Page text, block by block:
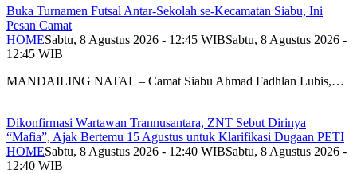
Buka Turnamen Futsal Antar-Sekolah se-Kecamatan Siabu, Ini
Pesan Camat
HOMESabtu, 8 Agustus 2026 - 12:45 WIBSabtu, 8 Agustus 2026 -
12:45 WIB
MANDAILING NATAL – Camat Siabu Ahmad Fadhlan Lubis,…
Dikonfirmasi Wartawan Trannusantara, ZNT Sebut Dirinya
“Mafia”, Ajak Bertemu 15 Agustus untuk Klarifikasi Dugaan PETI
HOMESabtu, 8 Agustus 2026 - 12:40 WIBSabtu, 8 Agustus 2026 -
12:40 WIB